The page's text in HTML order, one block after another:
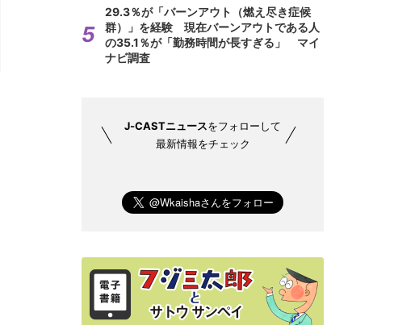
29.3％が「バーンアウト（燃え尽き症候
群）」を経験 現在バーンアウトである人
の35.1％が「勤務時間が長すぎる」 マイ
ナビ調査
J-CASTニュースをフォローして
最新情報をチェック